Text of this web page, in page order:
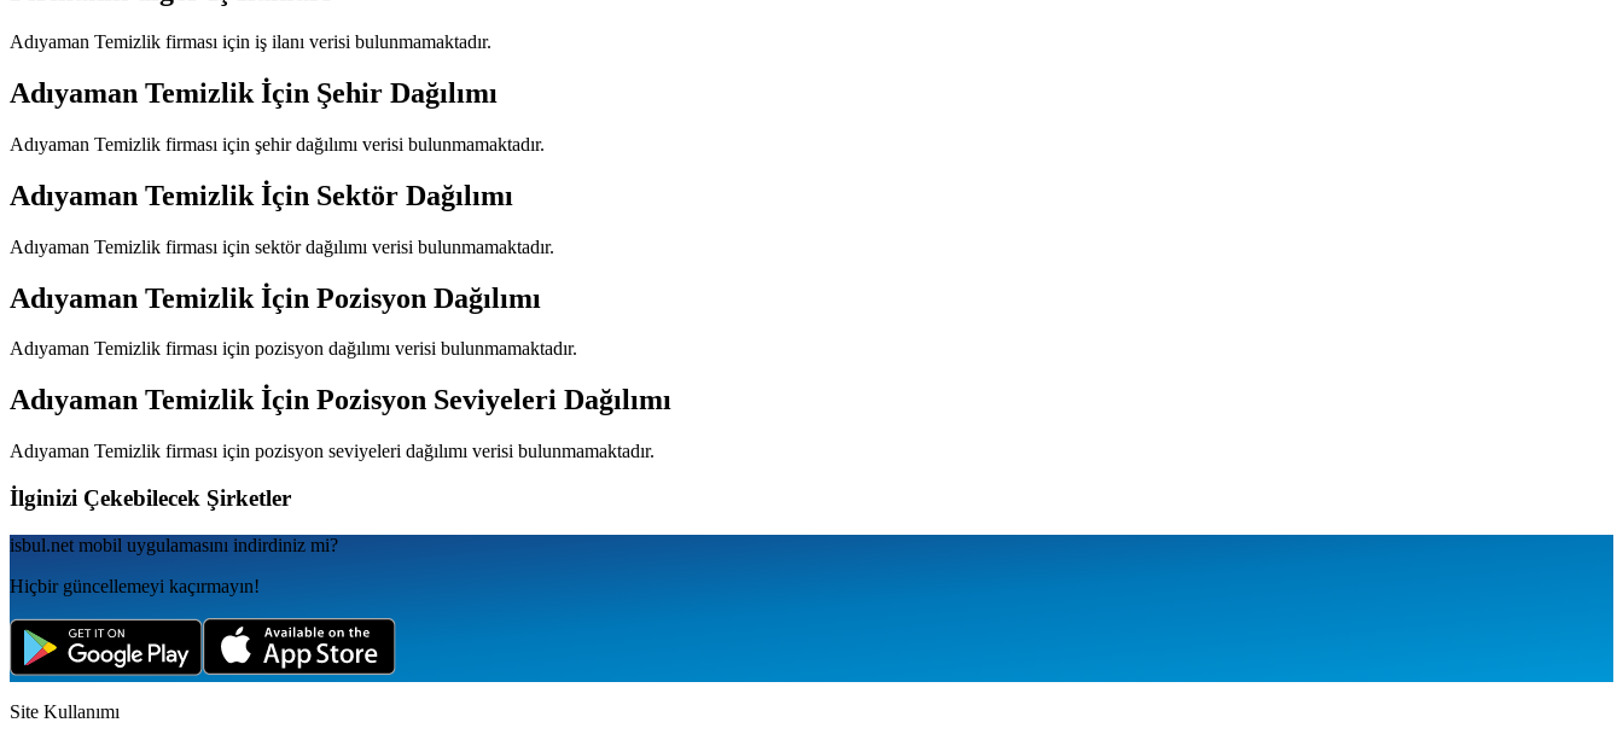
Adıyaman Temizlik firması için iş ilanı verisi bulunmamaktadır.
Adıyaman Temizlik İçin Şehir Dağılımı
Adıyaman Temizlik firması için şehir dağılımı verisi bulunmamaktadır.
Adıyaman Temizlik İçin Sektör Dağılımı
Adıyaman Temizlik firması için sektör dağılımı verisi bulunmamaktadır.
Adıyaman Temizlik İçin Pozisyon Dağılımı
Adıyaman Temizlik firması için pozisyon dağılımı verisi bulunmamaktadır.
Adıyaman Temizlikİçin Pozisyon Seviyeleri Dağılımı
Adıyaman Temizlik firması için pozisyon seviyeleri dağılımı verisi bulunmamaktadır.
İlginizi Çekebilecek Şirketler
isbul.net mobil uygulamаsını indirdiniz mi?
Hiçbir güncellemeyi kaçırmayın!
Site Kullanımı